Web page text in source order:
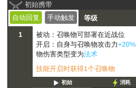
初始携带
自动回复
手动触发 等级
1
被动：召唤物可部署在近战位
开启：自身与召唤物攻击力+20%
物伤害类型变为法术
技能开启时获得1个召唤物
初始 消耗